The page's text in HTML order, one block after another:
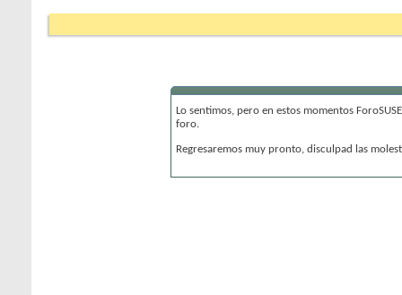
Lo sentimos, pero en estos momentos
foro.
Regresaremos muy pronto, disculpad las